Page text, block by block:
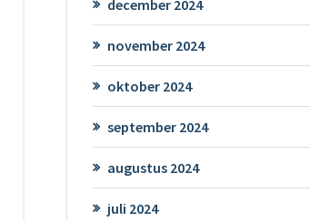
december 2024
november 2024
oktober 2024
september 2024
augustus 2024
juli 2024